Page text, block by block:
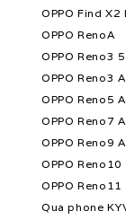
OPPO Find X2
OPPO RenoA
OPPO Reno3
OPPO Reno3 A
OPPO Reno5 A
OPPO Reno7
OPPO Reno9 A
OPPO Reno10
OPPO Reno11
Qua phone